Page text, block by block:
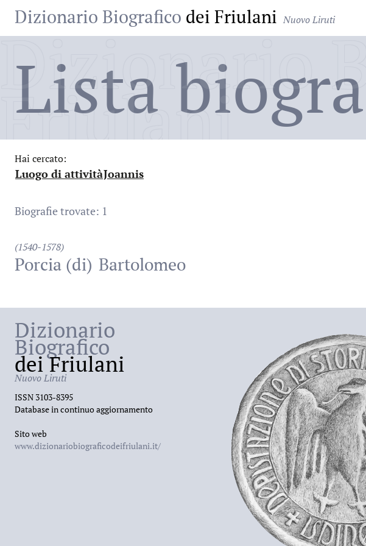
Dizionario Biografico dei Friulani Nuovo Liruti
Dizionario
Friulani
Lista
Hai cercato:
Luogo di attività
:Joannis
Biografie trovate: 1
(1540-1578)
Porcia (di) Bartolomeo
Dizionario
Biografico
dei Friulani
Nuovo Liruti
ISSN 3103-8395
Database in continuo aggiornamento
Sito web
www.dizionariobiograficodeifriulani.it/